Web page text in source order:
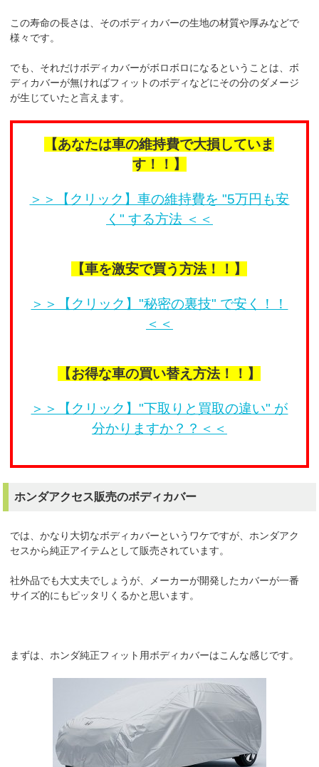
この寿命の長さは、そのボディカバーの生地の材質や厚みなどで
様々です。
でも、それだけボディカバーがボロボロになるということは、ボ
ディカバーが無ければフィットのボディなどにその分のダメージ
が生じていたと言えます。
【あなたは車の維持費で大損していま
す！！】
＞＞【クリック】車の維持費を "5万円も安
く" する方法 ＜＜
【車を激安で買う方法！！】
＞＞【クリック】"秘密の裏技" で安く！！
＜＜
【お得な車の買い替え方法！！】
＞＞【クリック】"下取りと買取の違い" が
分かりますか？？＜＜
ホンダアクセス販売のボディカバー
では、かなり大切なボディカバーというワケですが、ホンダアク
セスから純正アイテムとして販売されています。
社外品でも大丈夫でしょうが、メーカーが開発したカバーが一番
サイズ的にもピッタリくるかと思います。
まずは、ホンダ純正フィット用ボディカバーはこんな感じです。